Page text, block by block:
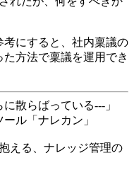
考にすると、社内稟議の
方法で稟議を運用でき
散らばっている---」
ル「ナレカン」
える、ナレッジ管理の